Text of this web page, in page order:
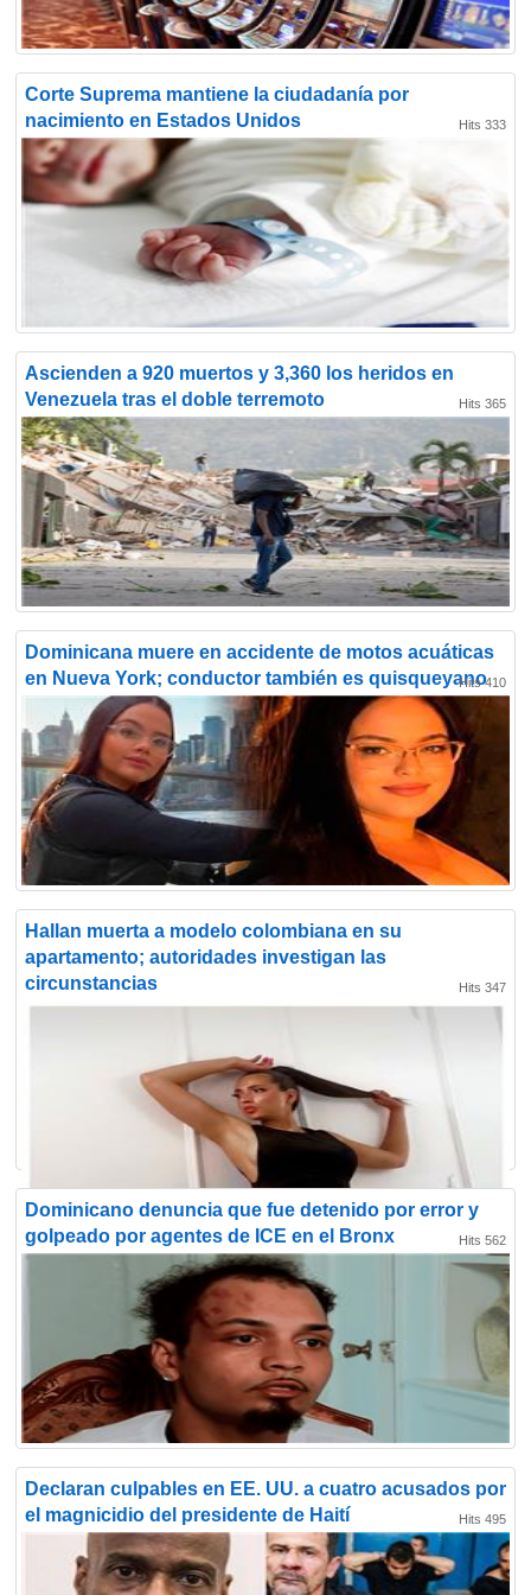
Corte Suprema mantiene la ciudadanía por
nacimiento en Estados Unidos
Hits 333
Ascienden a 920 muertos y 3,360 los heridos en
Venezuela tras el doble terremoto
Hits 365
Dominicana muere en accidente de motos acuáticas
en Nueva York; conductor también es quisqueyano
Hits 410
Hallan muerta a modelo colombiana en su
apartamento; autoridades investigan las
circunstancias
Hits 347
Dominicano denuncia que fue detenido por error y
golpeado por agentes de ICE en el Bronx
Hits 562
Declaran culpables en EE. UU. a cuatro acusados por
el magnicidio del presidente de Haití
Hits 495